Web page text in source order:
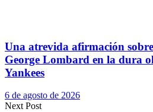
Una atrevida afirmación
George Lombard en la dura
Yankees
6 de agosto de 2026
Next Post